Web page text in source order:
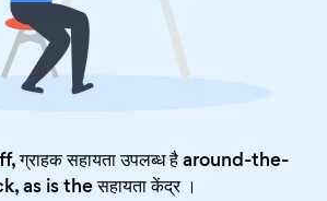
सहायता उपलब्ध है around-the-
as is theसहायता केंद्र।